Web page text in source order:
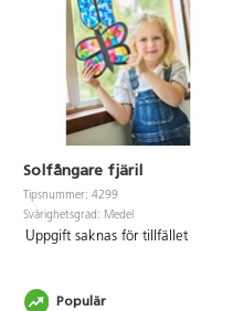
Solfångare fjäril
Tipsnummer: 4299
Svårighetsgrad: Medel
Uppgift saknas för tillfället
Populär